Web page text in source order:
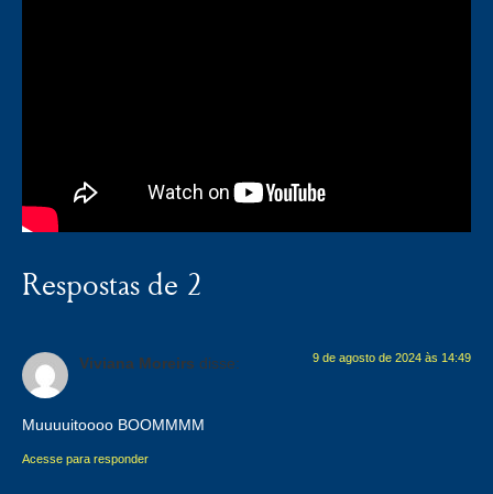
Respostas de 2
Viviana Moreirs disse: 9 de agosto de 2024 às 14:49
Muuuuitoooo BOOMMMM
Acesse para responder